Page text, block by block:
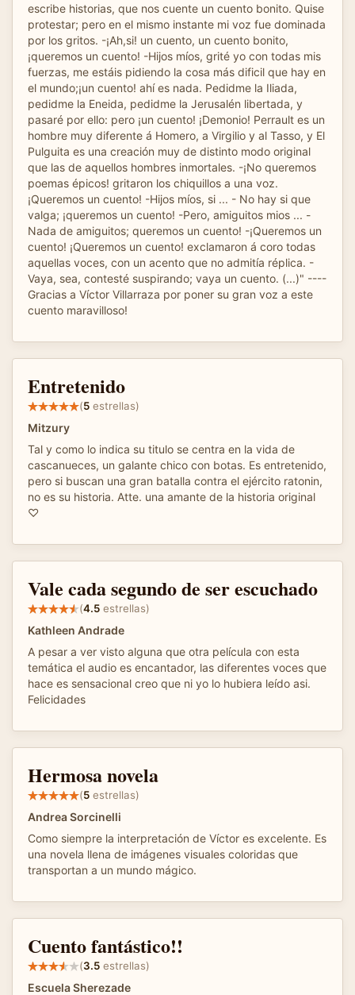
escribe historias, que nos cuente un cuento bonito. Quise
protestar; pero en el mismo instante mi voz fue dominada
por los gritos. -¡Ah,si! un cuento, un cuento bonito,
¡queremos un cuento! -Hijos míos, grité yo con todas mis
fuerzas, me estáis pidiendo la cosa más dificil que hay en
el mundo;¡un cuento! ahí es nada. Pedidme la Iliada,
pedidme la Eneida, pedidme la Jerusalén libertada, y
pasaré por ello: pero ¡un cuento! ¡Demonio! Perrault es un
hombre muy diferente á Homero, a Virgilio y al Tasso, y El
Pulguita es una creación muy de distinto modo original
que las de aquellos hombres inmortales. -¡No queremos
poemas épicos! gritaron los chiquillos a una voz.
¡Queremos un cuento! -Hijos míos, si ... - No hay si que
valga; ¡queremos un cuento! -Pero, amiguitos mios ... -
Nada de amiguitos; queremos un cuento! -¡Queremos un
cuento! ¡Queremos un cuento! exclamaron á coro todas
aquellas voces, con un acento que no admitía réplica. -
Vaya, sea, contesté suspirando; vaya un cuento. (...)" ----
Gracias a Víctor Villarraza por poner su gran voz a este
cuento maravilloso!
Entretenido
(5 estrellas)
Mitzury
Tal y como lo indica su titulo se centra en la vida de
cascanueces, un galante chico con botas. Es entretenido,
pero si buscan una gran batalla contra el ejército ratonin,
no es su historia. Atte. una amante de la historia original
♡
Vale cada segundo de ser escuchado
(4.5 estrellas)
Kathleen Andrade
A pesar a ver visto alguna que otra película con esta
temática el audio es encantador, las diferentes voces que
hace es sensacional creo que ni yo lo hubiera leído asi.
Felicidades
Hermosa novela
(5 estrellas)
Andrea Sorcinelli
Como siempre la interpretación de Víctor es excelente. Es
una novela llena de imágenes visuales coloridas que
transportan a un mundo mágico.
Cuento fantástico!!
(3.5 estrellas)
Escuela Sherezade